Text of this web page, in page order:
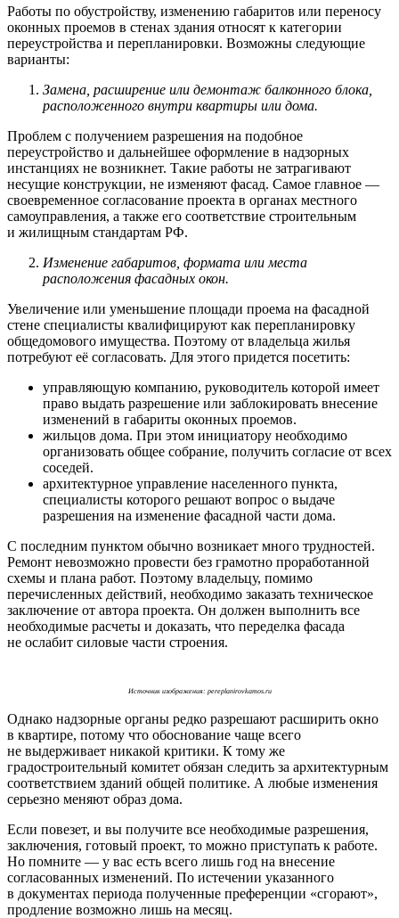
Работы по обустройству, изменению габаритов или переносу
оконных проемов в стенах здания относят к категории
переустройства и перепланировки. Возможны следующие
варианты:
Замена, расширение или демонтаж балконного блока,
расположенного внутри квартиры или дома.
Проблем с получением разрешения на подобное
переустройство и дальнейшее оформление в надзорных
инстанциях не возникнет. Такие работы не затрагивают
несущие конструкции, не изменяют фасад. Самое главное —
своевременное согласование проекта в органах местного
самоуправления, а также его соответствие строительным
и жилищным стандартам РФ.
Изменение габаритов, формата или места
расположения фасадных окон.
Увеличение или уменьшение площади проема на фасадной
стене специалисты квалифицируют как перепланировку
общедомового имущества. Поэтому от владельца жилья
потребуют её согласовать. Для этого придется посетить:
управляющую компанию, руководитель которой имеет
право выдать разрешение или заблокировать внесение
изменений в габариты оконных проемов.
жильцов дома. При этом инициатору необходимо
организовать общее собрание, получить согласие от всех
соседей.
архитектурное управление населенного пункта,
специалисты которого решают вопрос о выдаче
разрешения на изменение фасадной части дома.
С последним пунктом обычно возникает много трудностей.
Ремонт невозможно провести без грамотно проработанной
схемы и плана работ. Поэтому владельцу, помимо
перечисленных действий, необходимо заказать техническое
заключение от автора проекта. Он должен выполнить все
необходимые расчеты и доказать, что переделка фасада
не ослабит силовые части строения.
Источник изображения: pereplanirovkamos.ru
Однако надзорные органы редко разрешают расширить окно
в квартире, потому что обоснование чаще всего
не выдерживает никакой критики. К тому же
градостроительный комитет обязан следить за архитектурным
соответствием зданий общей политике. А любые изменения
серьезно меняют образ дома.
Если повезет, и вы получите все необходимые разрешения,
заключения, готовый проект, то можно приступать к работе.
Но помните — у вас есть всего лишь год на внесение
согласованных изменений. По истечении указанного
в документах периода полученные преференции «сгорают»,
продление возможно лишь на месяц.